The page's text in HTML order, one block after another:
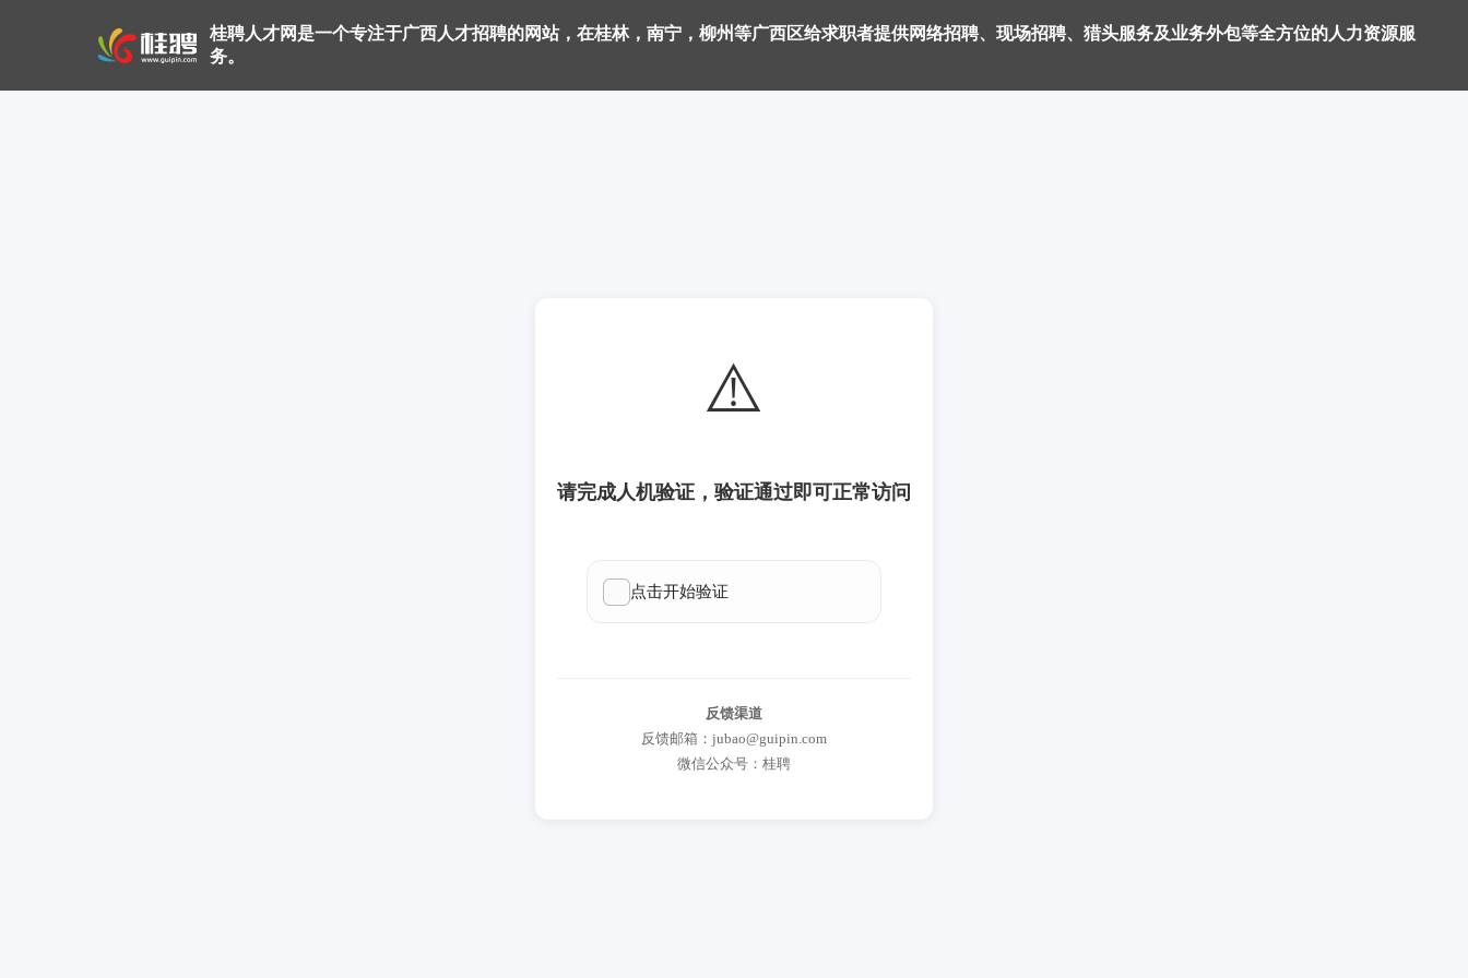
桂聘人才网是一个专注于广西人才招聘的网站，在桂林，南宁，柳州等广西区给求职者提供网络招聘、现场招聘、猎头服务及业务外包等全方位的人力资源服
务。
⚠️
请完成人机验证，验证通过即可正常访问
反馈渠道
反馈邮箱：jubao@guipin.com
微信公众号：桂聘